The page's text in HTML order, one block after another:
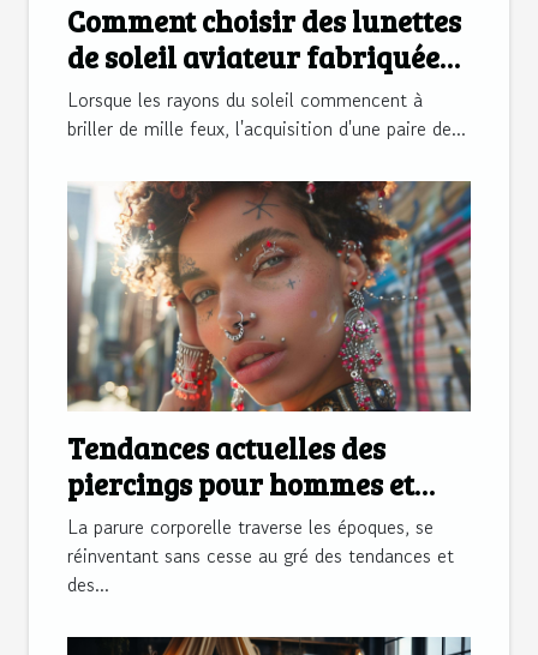
Comment choisir des lunettes
de soleil aviateur fabriquées
aux USA
Lorsque les rayons du soleil commencent à
briller de mille feux, l'acquisition d'une paire de...
Tendances actuelles des
piercings pour hommes et
femmes en 2023
La parure corporelle traverse les époques, se
réinventant sans cesse au gré des tendances et
des...